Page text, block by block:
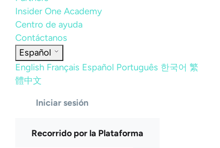
Insider One Academy
Centro de ayuda
Contáctanos
Español
English Français Español Português 한국어 繁
體中文
Iniciar sesión
Recorrido por la Plataforma